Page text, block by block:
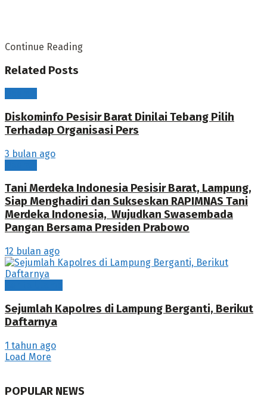
Continue Reading
Related Posts
Diskominfo Pesisir Barat Dinilai Tebang Pilih
Terhadap Organisasi Pers
3 bulan ago
Tani Merdeka Indonesia Pesisir Barat, Lampung,
Siap Menghadiri dan Sukseskan RAPIMNAS Tani
Merdeka Indonesia, Wujudkan Swasembada
Pangan Bersama Presiden Prabowo
12 bulan ago
Sejumlah Kapolres di Lampung Berganti, Berikut
Daftarnya
1 tahun ago
Load More
POPULAR NEWS